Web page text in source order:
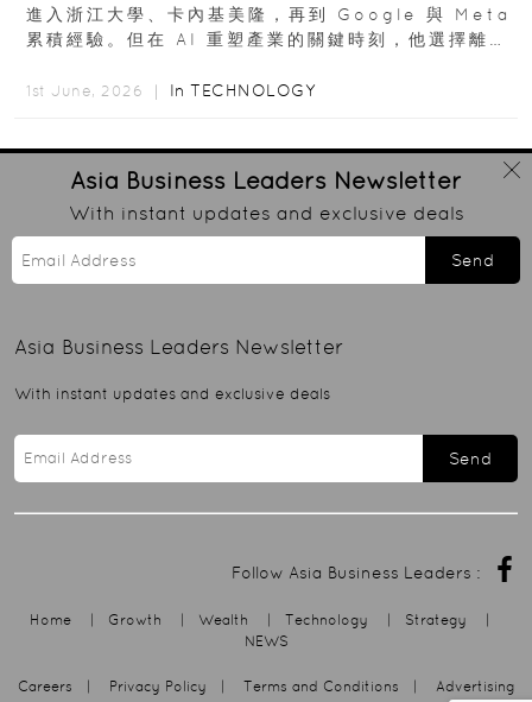
進入浙江大學、卡內基美隆，再到 Google 與 Meta
累積經驗。但在 AI 重塑產業的關鍵時刻，他選擇離開
1st June, 2026 ｜ In TECHNOLOGY
Asia Business Leaders Newsletter
With instant updates and exclusive deals
Send
Asia Business Leaders Newsletter
With instant updates and exclusive deals
Send
Follow Asia Business Leaders :
Home | Growth | Wealth | Technology | Strategy
|
NEWS
Careers | Privacy Policy | Terms and Conditions | Advertising